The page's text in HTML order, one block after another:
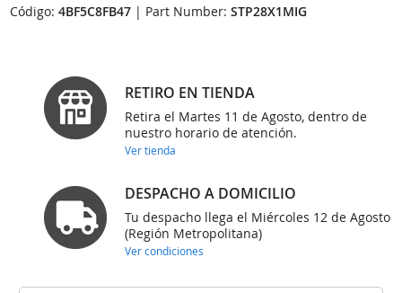
Código:4BF5C8FB47 | Part Number:STP28X1MIG
RETIRO EN TIENDA
Retira el Martes 11 de Agosto, dentro de
nuestro horario de atención.
Ver tienda
DESPACHO A DOMICILIO
Tu despacho llega el Miércoles 12 de Agosto
(Región Metropolitana)
Ver condiciones